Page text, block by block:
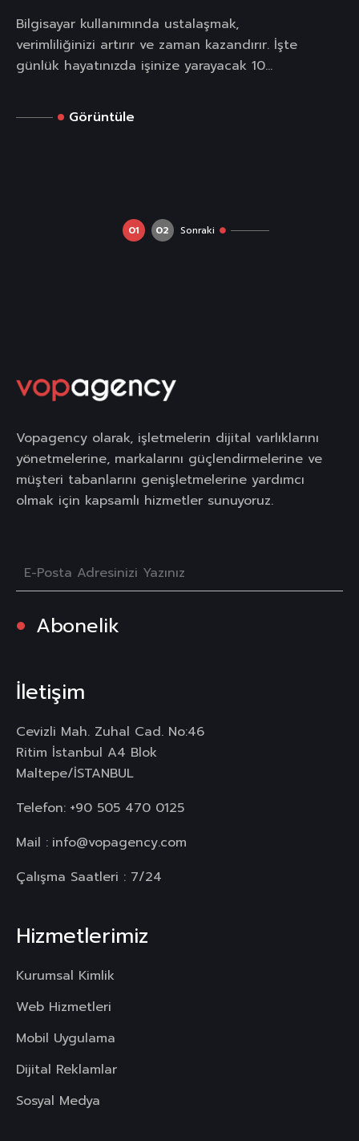
Bilgisayar kullanımında ustalaşmak,
verimliliğinizi artırır ve zaman kazandırır. İşte
günlük hayatınızda işinize yarayacak 10...
Görüntüle
01 02 Sonraki
Vopagency olarak, işletmelerin dijital varlıklarını
yönetmelerine, markalarını güçlendirmelerine ve
müşteri tabanlarını genişletmelerine yardımcı
olmak için kapsamlı hizmetler sunuyoruz.
Abonelik
İletişim
Cevizli Mah. Zuhal Cad. No:46
Ritim İstanbul A4 Blok
Maltepe/İSTANBUL
Telefon: +90 505 470 0125
Mail : info@vopagency.com
Çalışma Saatleri : 7/24
Hizmetlerimiz
Kurumsal Kimlik
Web Hizmetleri
Mobil Uygulama
Dijital Reklamlar
Sosyal Medya